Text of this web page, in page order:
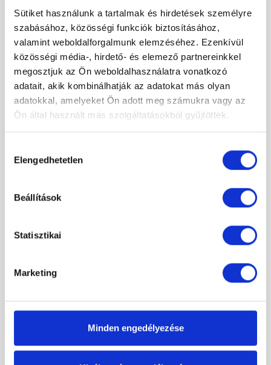
Sütiket használunk a tartalmak és hirdetések személyre
szabásához, közösségi funkciók biztosításához,
valamint weboldalforgalmunk elemzéséhez. Ezenkívül
közösségi média-, hirdető- és elemező partnereinkkel
megosztjuk az Ön weboldalhasználatra vonatkozó
adatait, akik kombinálhatják az adatokat más olyan
adatokkal, amelyeket Ön adott meg számukra vagy az
Ön által használt más szolgáltatásokból gyűjtöttek.
kiválasztása
Elengedhetetlen
Beállítások
Statisztikai
Marketing
Minden engedélyezése
Népszerűség szerint
-41%
M-Acryl Liza 140×90 balos aszimmetrikus fürdőkád
162 000 Ft